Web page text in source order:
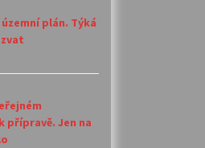
plán. Týká
přípravě. Jen na